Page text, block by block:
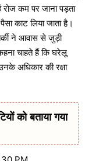
रोज कम पर जाना पड़ता
काट लिया जाता है।
ने आवास से जुड़ी
चाहते हैं कि घरेलू
अधिकार की रक्षा
को बताया गया